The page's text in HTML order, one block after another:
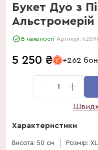
Букет Дуо з
Альстромерій
В наявності Артикул:
5 250 ₴ +262
1
Характеристики
Висота: 50 см Розмір: XL